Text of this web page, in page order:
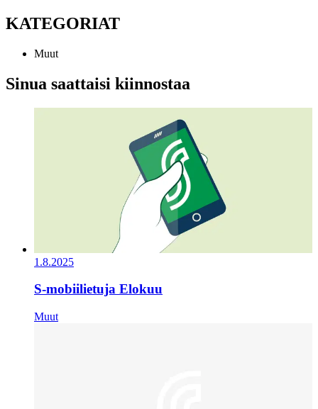
KATEGORIAT
Muut
Sinua saattaisi kiinnostaa
1.8.2025
S-mobiilietuja Elokuu
Muut